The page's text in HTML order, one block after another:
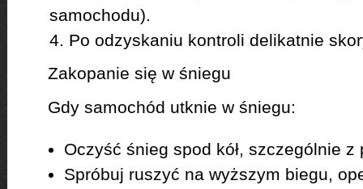
samochodu).
Po odzyskaniu kontroli delikatnie
Zakopanie się w śniegu
Gdy samochód utknie w śniegu:
Oczyść śnieg spod kół, szczególnie z
Spróbuj ruszyć na wyższym biegu,